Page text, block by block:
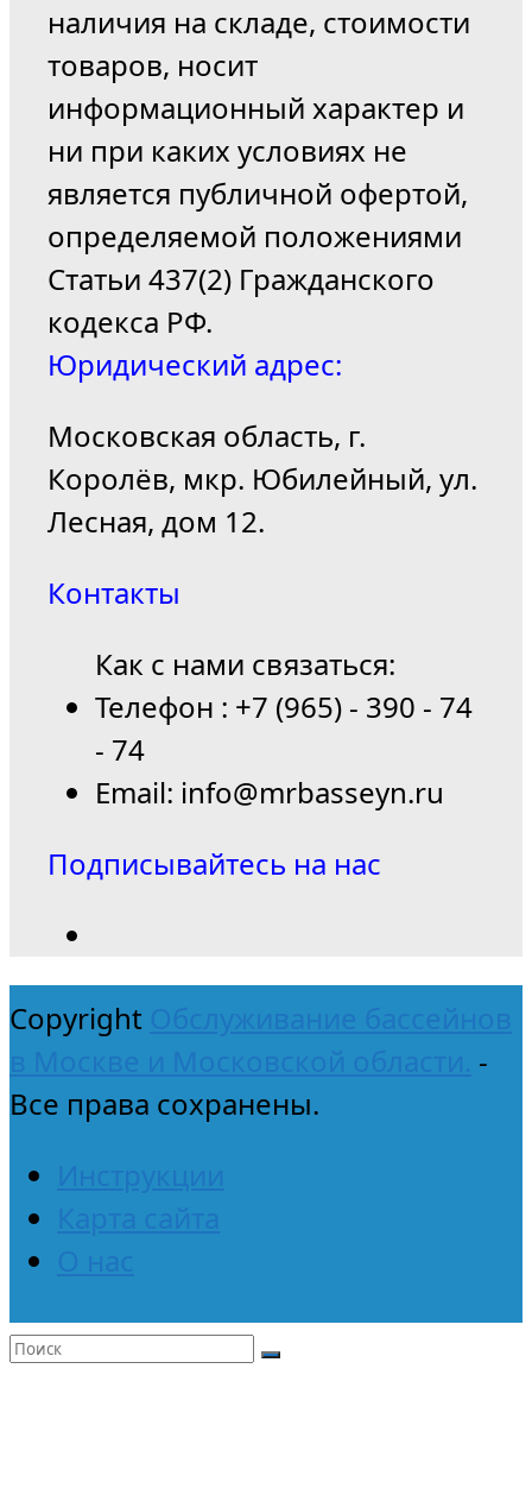
наличия на складе, стоимости
товаров, носит
информационный характер и
ни при каких условиях не
является публичной офертой,
определяемой положениями
Статьи 437(2) Гражданского
кодекса РФ.
Юридический адрес:
Московская область, г.
Королёв, мкр. Юбилейный, ул.
Лесная, дом 12.
Контакты
Как с нами связаться:
Телефон : +7 (965) - 390 - 74
- 74
Email: info@mrbasseyn.ru
Подписывайтесь на нас
Copyright Обслуживание бассейнов
в Москве и Московской области. -
Все права сохранены.
Инструкции
Карта сайта
О нас